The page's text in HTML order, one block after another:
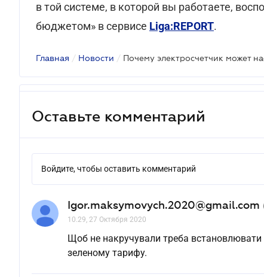
в той системе, в которой вы работаете,
бюджетом» в сервисе Liga:REPORT.
Главная / Новости /
Оставьте комментарий
Войдите, чтобы оставить комментарий
Igor.maksymovych.2020@gmail.com
10.29, 27 Октября 2020
Щоб не накручували треба
зеленому тарифу.